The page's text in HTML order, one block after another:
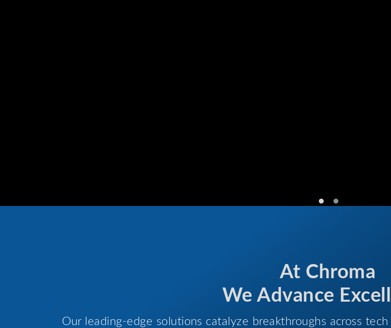
At Chroma
We Advance
Our leading-edge solutions catalyze breakthroughs across